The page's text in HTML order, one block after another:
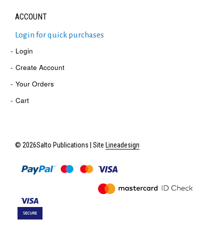
ACCOUNT
Login for quick purchases
Login
Create Account
Your Orders
Cart
© 2026Salto Publications | Site Lineadesign